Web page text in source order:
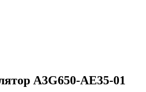
A3G650-AE35-01